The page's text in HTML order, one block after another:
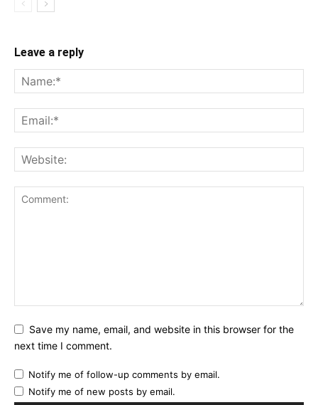
Leave a reply
Save my name, email, and website in this browser for the
next time I comment.
Notify me of follow-up comments by email.
Notify me of new posts by email.